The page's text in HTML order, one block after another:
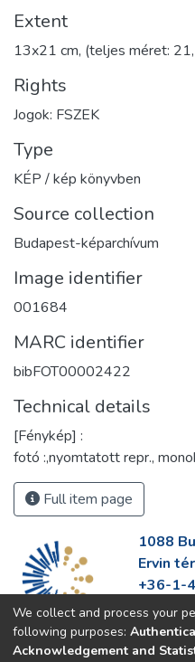
Extent
13x21 cm, (teljes méret:
Rights
Jogok: FSZEK
Type
KÉP / kép könyvben
Source collection
Budapest-képarchívum
Image identifier
001684
MARC identifier
bibFOT00002422
Technical details
[Fénykép] :
fotó :,nyomtatott repr.,
Full item page
1088
Ervin
+36-1-
https://
We collect and process your
following purposes:
Acknowledgement and